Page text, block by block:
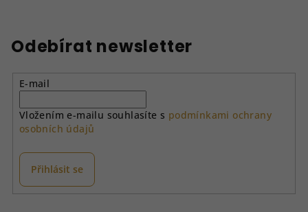
Odebírat newsletter
E-mail
Vložením e-mailu souhlasíte s podmínkami ochrany
osobních údajů
Přihlásit se